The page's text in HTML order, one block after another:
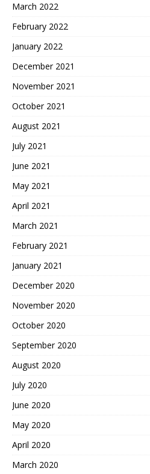
March 2022
February 2022
January 2022
December 2021
November 2021
October 2021
August 2021
July 2021
June 2021
May 2021
April 2021
March 2021
February 2021
January 2021
December 2020
November 2020
October 2020
September 2020
August 2020
July 2020
June 2020
May 2020
April 2020
March 2020